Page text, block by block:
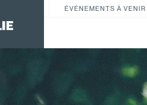
ÉVÉNEMENTS À VENIR